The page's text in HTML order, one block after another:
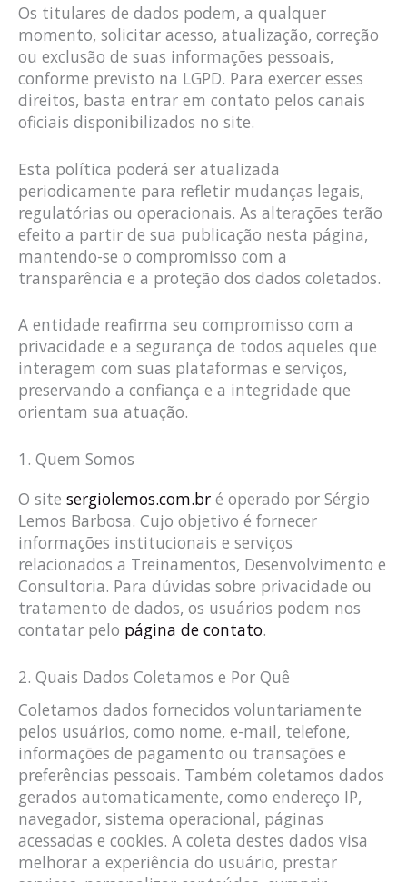
Os titulares de dados podem, a qualquer
momento, solicitar acesso, atualização, correção
ou exclusão de suas informações pessoais,
conforme previsto na LGPD. Para exercer esses
direitos, basta entrar em contato pelos canais
oficiais disponibilizados no site.
Esta política poderá ser atualizada
periodicamente para refletir mudanças legais,
regulatórias ou operacionais. As alterações terão
efeito a partir de sua publicação nesta página,
mantendo-se o compromisso com a
transparência e a proteção dos dados coletados.
A entidade reafirma seu compromisso com a
privacidade e a segurança de todos aqueles que
interagem com suas plataformas e serviços,
preservando a confiança e a integridade que
orientam sua atuação.
1. Quem Somos
O site sergiolemos.com.br é operado por Sérgio
Lemos Barbosa. Cujo objetivo é fornecer
informações institucionais e serviços
relacionados a Treinamentos, Desenvolvimento e
Consultoria. Para dúvidas sobre privacidade ou
tratamento de dados, os usuários podem nos
contatar pelo página de contato.
2. Quais Dados Coletamos e Por Quê
Coletamos dados fornecidos voluntariamente
pelos usuários, como nome, e-mail, telefone,
informações de pagamento ou transações e
preferências pessoais. Também coletamos dados
gerados automaticamente, como endereço IP,
navegador, sistema operacional, páginas
acessadas e cookies. A coleta destes dados visa
melhorar a experiência do usuário, prestar